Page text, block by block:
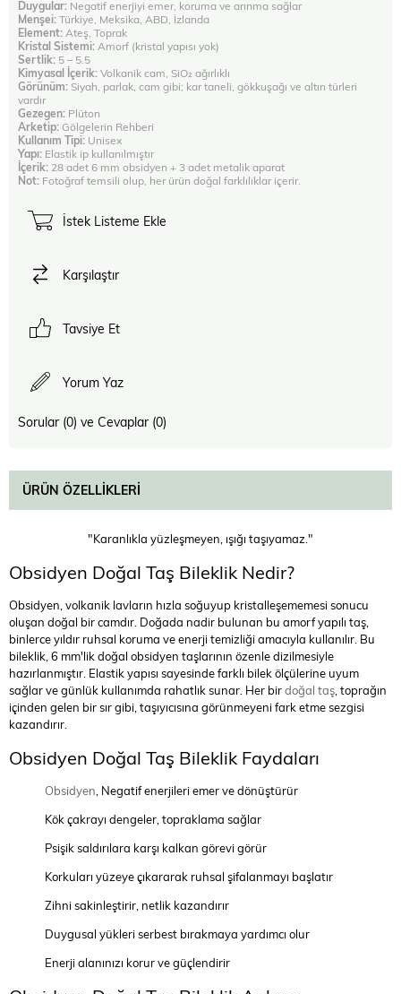
Duygular: Negatif enerjiyi emer, koruma ve arınma sağlar
Menşei:Türkiye, Meksika, ABD, İzlanda
Element: Ateş, Toprak
Kristal Sistemi: Amorf (kristal yapısı yok)
Sertlik: 5 – 5.5
Kimyasal İçerik:Volkanik cam, SiO₂ ağırlıklı
Görünüm: Siyah, parlak, cam gibi; kar taneli, gökkuşağı ve altın türleri
vardır
Gezegen: Plüton
Arketip: Gölgelerin Rehberi
Kullanım Tipi: Unisex
Yapı: Elastik ip kullanılmıştır
İçerik: 28 adet 6 mm obsidyen + 3 adet metalik aparat
Not: Fotoğraf temsili olup, her ürün doğal farklılıklar içerir.
İstek Listeme Ekle
Karşılaştır
Tavsiye Et
Yorum Yaz
Sorular (0) ve Cevaplar (0)
ÜRÜN ÖZELLIKLERI
"Karanlıkla yüzleşmeyen, ışığı taşıyamaz."
Obsidyen Doğal Taş Bileklik Nedir?
Obsidyen, volkanik lavların hızla soğuyup kristalleşememesi sonucu
oluşan doğal bir camdır. Doğada nadir bulunan bu amorf yapılı taş,
binlerce yıldır ruhsal koruma ve enerji temizliği amacıyla kullanılır. Bu
bileklik, 6 mm'lik doğal obsidyen taşlarının özenle dizilmesiyle
hazırlanmıştır. Elastik yapısı sayesinde farklı bilek ölçülerine uyum
sağlar ve günlük kullanımda rahatlık sunar. Her birdoğal taş, toprağın
içinden gelen bir sır gibi, taşıyıcısına görünmeyeni fark etme sezgisi
kazandırır.
Obsidyen Doğal Taş Bileklik Faydaları
Obsidyen, Negatif enerjileri emer ve dönüştürür
Kök çakrayı dengeler, topraklama sağlar
Psişik saldırılara karşı kalkan görevi görür
Korkuları yüzeye çıkararak ruhsal şifalanmayı başlatır
Zihni sakinleştirir, netlik kazandırır
Duygusal yükleri serbest bırakmaya yardımcı olur
Enerji alanınızı korur ve güçlendirir